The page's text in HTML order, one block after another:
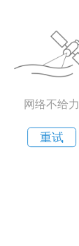
网络不给力
重试